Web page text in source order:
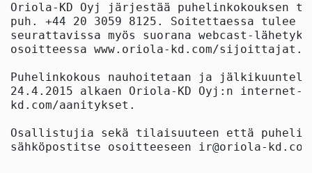
Oriola-KD Oyj järjestää puhelinkokouksen
puh. +44 20 3059 8125. Soitettaessa tulee
seurattavissa myös suorana webcast-
osoitteessa www.oriola-kd.com/sijoittajat.
Puhelinkokous nauhoitetaan ja
24.4.2015 alkaen Oriola-KD Oyj:n
kd.com/aanitykset.
Osallistujia sekä tilaisuuteen että
sähköpostitse osoitteeseen ir@oriola-kd.com